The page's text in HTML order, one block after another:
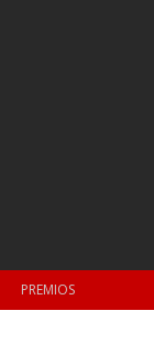
PREMIOS